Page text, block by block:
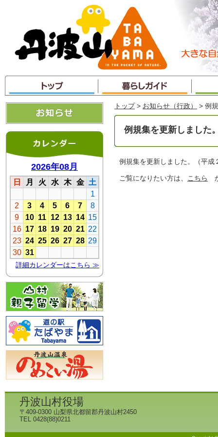
ャ
ン
プ
トップ > お知らせ（行政） > 例
例規集を更新しました
例規集を更新しました。（平成
ご覧になりたい方は、 こちら
丹波山村役場
〒409-0300 山梨県北都留郡丹波山村2450
TEL 0428(88)0211